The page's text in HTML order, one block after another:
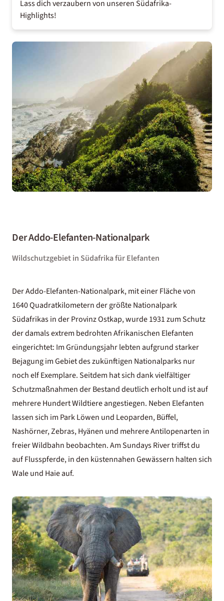
Lass dich verzaubern von unserenSüdafrika-
Highlights!
Der Addo-Elefanten-Nationalpark
Wildschutzgebiet in Südafrika für Elefanten
Der Addo-Elefanten-Nationalpark, mit einer Fläche von
1640 Quadratkilometern der größte Nationalpark
Südafrikas in der Provinz Ostkap, wurde 1931 zum Schutz
der damals extrem bedrohten Afrikanischen Elefanten
eingerichtet: Im Gründungsjahr lebten aufgrund starker
Bejagung im Gebiet des zukünftigen Nationalparks nur
noch elf Exemplare. Seitdem hat sich dank vielfältiger
Schutzmaßnahmen der Bestand deutlich erholt und ist auf
mehrere Hundert Wildtiere angestiegen. Neben Elefanten
lassen sich im Park Löwen und Leoparden, Büffel,
Nashörner, Zebras, Hyänen und mehrere Antilopenarten in
freier Wildbahn beobachten. Am Sundays River triffst du
auf Flusspferde, in den küstennahen Gewässern halten sich
Wale und Haie auf.